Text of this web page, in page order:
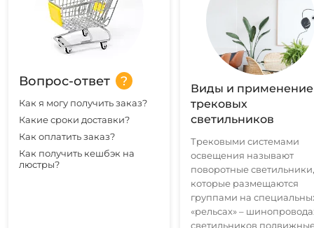
Вопрос-ответ
Как я могу получить заказ?
Какие сроки доставки?
Как оплатить заказ?
Как получить кешбэк на
люстры?
Виды и применение
трековых
светильников
Трековыми системами
освещения называют
поворотные светильники,
которые размещаются
группами на
«рельсах» –
светильников